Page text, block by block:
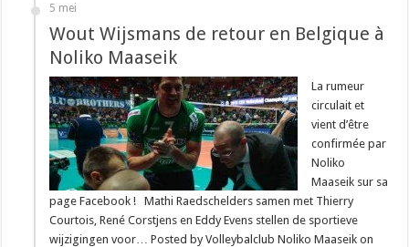
5 mei
Wout Wijsmans de retour en Belgique à
Noliko Maaseik
La rumeur
circulait et
vient d’être
confirmée par
Noliko
Maaseik sur sa
page Facebook ! Mathi Raedschelders samen met Thierry
Courtois, René Corstjens en Eddy Evens stellen de sportieve
wijzigingen voor… Posted by Volleybalclub Noliko Maaseik on